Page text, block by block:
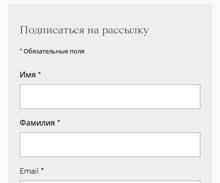
Подписаться на рассылку
* Обязательные поля
Имя *
Фамилия *
Email *